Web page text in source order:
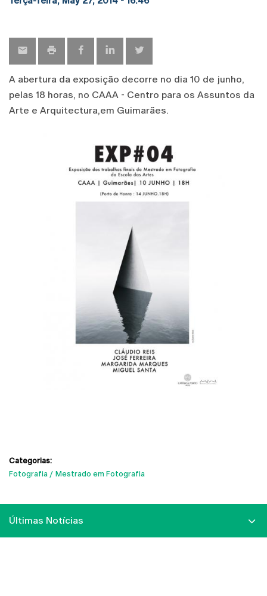
A abertura da exposição decorre no dia 10 de junho,
pelas 18 horas, no CAAA - Centro para os Assuntos da
Arte e Arquitectura,em Guimarães.
Categorias:
Fotografia
Mestrado em Fotografia
Últimas Notícias